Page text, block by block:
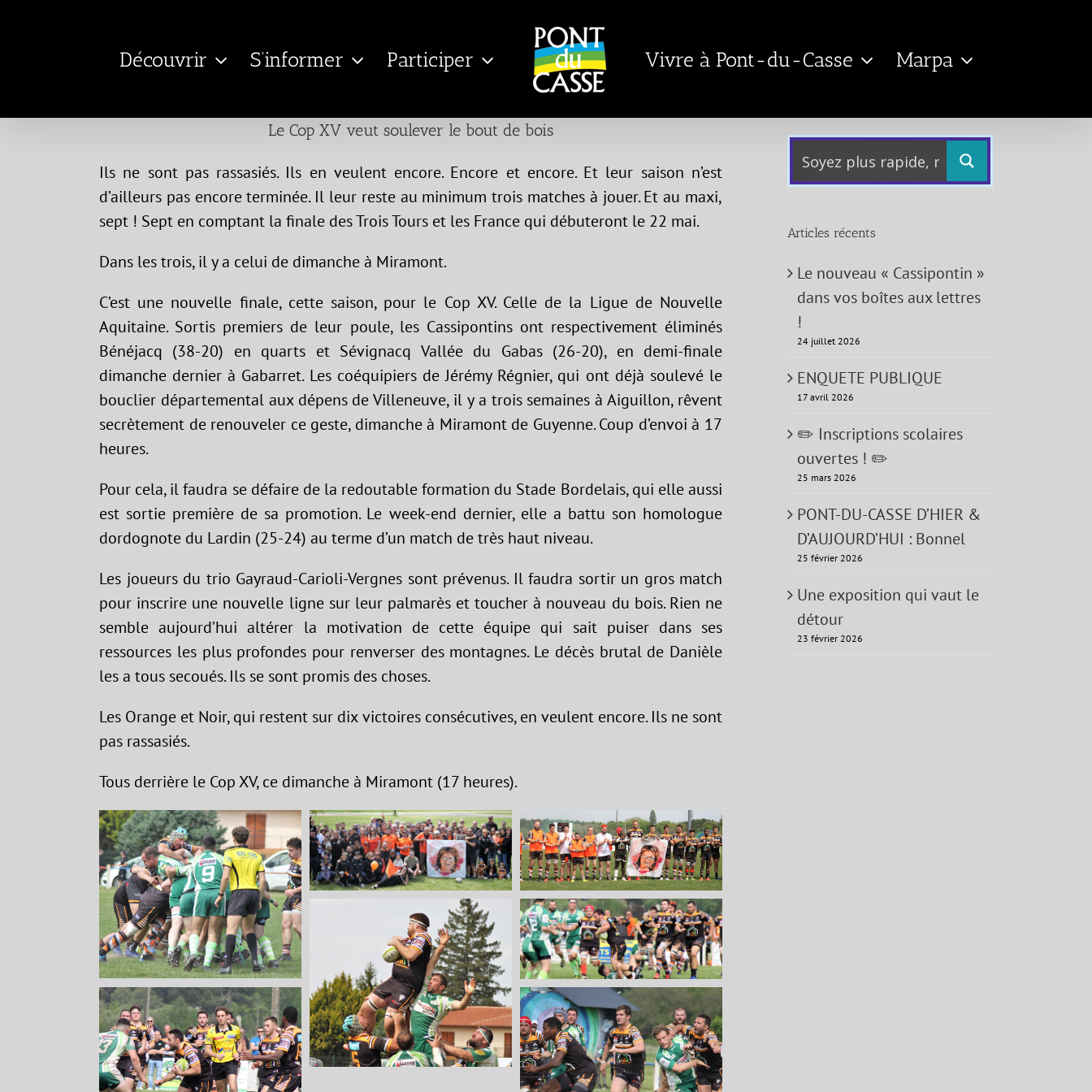
Découvrir S’informer Participer Vivre à Pont-du-Casse Marpa
Le Cop XV veut soulever le bout de bois
Ils ne sont pas rassasiés. Ils en veulent encore. Encore et encore. Et leur saison n’est
d’ailleurs pas encore terminée. Il leur reste au minimum trois matches à jouer. Et au maxi,
sept ! Sept en comptant la finale des Trois Tours et les France qui débuteront le 22 mai.
Dans les trois, il y a celui de dimanche à Miramont.
C’est une nouvelle finale, cette saison, pour le Cop XV. Celle de la Ligue de Nouvelle
Aquitaine. Sortis premiers de leur poule, les Cassipontins ont respectivement éliminés
Bénéjacq (38-20) en quarts et Sévignacq Vallée du Gabas (26-20), en demi-finale
dimanche dernier à Gabarret. Les coéquipiers de Jérémy Régnier, qui ont déjà soulevé le
bouclier départemental aux dépens de Villeneuve, il y a trois semaines à Aiguillon, rêvent
secrètement de renouveler ce geste, dimanche à Miramont de Guyenne. Coup d’envoi à 17
heures.
Pour cela, il faudra se défaire de la redoutable formation du Stade Bordelais, qui elle aussi
est sortie première de sa promotion. Le week-end dernier, elle a battu son homologue
dordognote du Lardin (25-24) au terme d’un match de très haut niveau.
Les joueurs du trio Gayraud-Carioli-Vergnes sont prévenus. Il faudra sortir un gros match
pour inscrire une nouvelle ligne sur leur palmarès et toucher à nouveau du bois. Rien ne
semble aujourd’hui altérer la motivation de cette équipe qui sait puiser dans ses
ressources les plus profondes pour renverser des montagnes. Le décès brutal de Danièle
les a tous secoués. Ils se sont promis des choses.
Les Orange et Noir, qui restent sur dix victoires consécutives, en veulent encore. Ils ne sont
pas rassasiés.
Tous derrière le Cop XV, ce dimanche à Miramont (17 heures).
Articles récents
Le nouveau « Cassipontin »
dans vos boîtes aux lettres
!
24 juillet 2026
ENQUETE PUBLIQUE
17 avril 2026
✏️ Inscriptions scolaires
ouvertes ! ✏️
25 mars 2026
PONT-DU-CASSE D’HIER &
D’AUJOURD’HUI : Bonnel
25 février 2026
Une exposition qui vaut le
détour
23 février 2026